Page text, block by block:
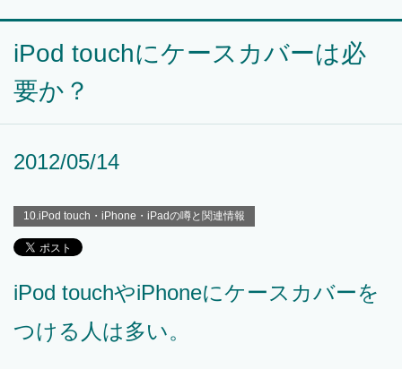
iPod touchにケースカバーは必
要か？
2012/05/14
10.iPod touch・iPhone・iPadの噂と関連情報
iPod touchやiPhoneにケースカバーを
つける人は多い。